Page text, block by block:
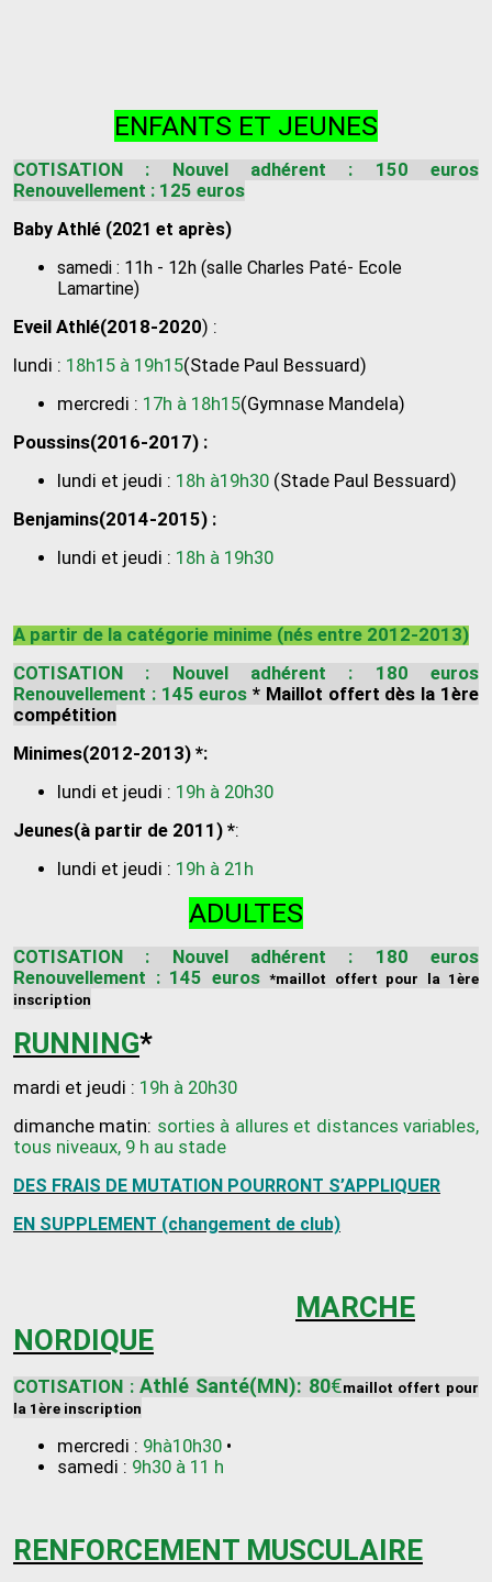
ENFANTS ET JEUNES
COTISATION : Nouvel adhérent : 150 euros
Renouvellement : 125 euros
Baby Athlé (2021 et après)
samedi : 11h - 12h (salle Charles Paté- Ecole
Lamartine)
Eveil Athlé(2018-2020) :
lundi : 18h15 à 19h15(Stade Paul Bessuard)
mercredi : 17h à 18h15(Gymnase Mandela)
Poussins(2016-2017) :
lundi et jeudi : 18h à19h30 (Stade Paul Bessuard)
Benjamins(2014-2015) :
lundi et jeudi : 18h à 19h30
A partir de la catégorie minime (nés entre 2012-2013)
COTISATION : Nouvel adhérent : 180 euros
Renouvellement : 145 euros* Maillot offert dès la 1ère
compétition
Minimes(2012-2013) *:
lundi et jeudi : 19h à 20h30
Jeunes(à partir de 2011) *:
lundi et jeudi : 19h à 21h
ADULTES
COTISATION : Nouvel adhérent : 180 euros
Renouvellement : 145 euros *maillot offert pour la 1ère
inscription
RUNNING*
mardi et jeudi : 19h à 20h30
dimanche matin: sorties à allures et distances variables,
tous niveaux, 9 h au stade
DES FRAIS DE MUTATION POURRONT S’APPLIQUER
EN SUPPLEMENT (changement de club)
MARCHE
NORDIQUE
COTISATION :Athlé Santé(MN): 80€maillot offert pour
la 1ère inscription
mercredi : 9hà10h30 •
samedi : 9h30 à 11 h
RENFORCEMENT MUSCULAIRE